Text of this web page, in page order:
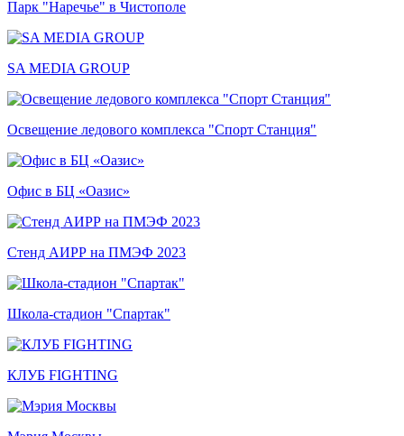
Парк "Наречье" в Чистополе
SA MEDIA GROUP
Освещение ледового комплекса "Спорт Станция"
Офис в БЦ «Оазис»
Стенд АИРР на ПМЭФ 2023
Школа-стадион "Спартак"
КЛУБ FIGHTING